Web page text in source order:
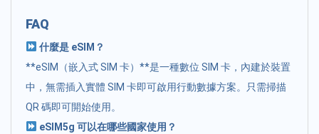
FAQ
什麼是 eSIM？
**eSIM（嵌入式 SIM 卡）**是一種數位 SIM 卡，內建於裝置
中，無需插入實體 SIM 卡即可啟用行動數據方案。只需掃描
QR 碼即可開始使用。
eSIM5g 可以在哪些國家使用？